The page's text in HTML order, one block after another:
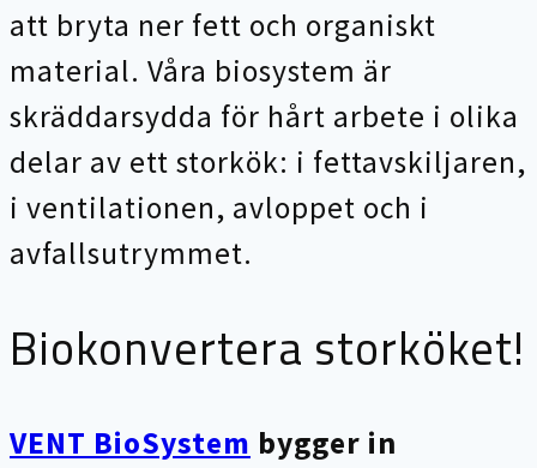
att bryta ner fett och organiskt
material. Våra biosystem är
skräddarsydda för hårt arbete i olika
delar av ett storkök: i fettavskiljaren,
i ventilationen, avloppet och i
avfallsutrymmet.
Biokonvertera storköket!
VENT BioSystem bygger in